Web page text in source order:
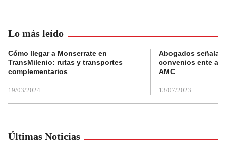
Lo más leído
Cómo llegar a Monserrate en
TransMilenio: rutas y transportes
complementarios
19/03/2024
Abogados
convenios ente
AMC
13/07/2023
Últimas Noticias